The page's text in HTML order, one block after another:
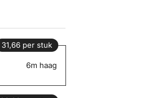
31,66 per stuk
6m haag